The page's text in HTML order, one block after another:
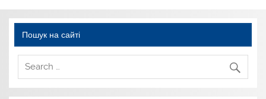
Пошук на сайті